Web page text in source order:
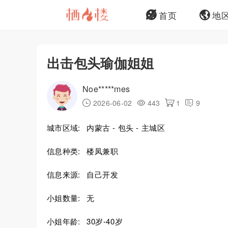
首页 地
出击包头瑜伽姐姐
Noe*****mes
2026-06-02 443 1 9
城市区域: 内蒙古 - 包头 - 主城区
信息种类: 楼凤兼职
信息来源: 自己开发
小姐数量: 无
小姐年龄: 30岁-40岁